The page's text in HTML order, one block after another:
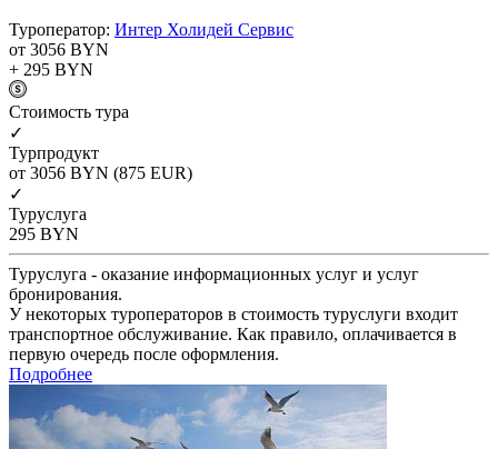
Туроператор: Интер Холидей Сервис
от 3056 BYN
+ 295 BYN
Cтоимость тура
✓
Турпродукт
от 3056 BYN (875 EUR)
✓
Туруслуга
295 BYN
Туруслуга - оказание информационных услуг и услуг
бронирования.
У некоторых туроператоров в стоимость туруслуги входит
транспортное обслуживание. Как правило, оплачивается в
первую очередь после оформления.
Подробнее